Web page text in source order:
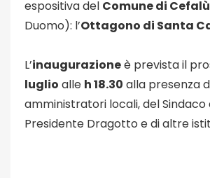
espositiva del Comune di Cefalù
Duomo): l’Ottagono di Santa
L’inaugurazioneè prevista il
luglio alle h 18.30 alla presenza
amministratori locali, del Sindaco
Presidente Dragotto e di altre